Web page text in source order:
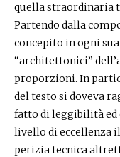
quella straordinaria
Partendo dalla
concepito in ogni
“architettonici”
proporzioni. In
del testo si doveva
fatto di leggibilità ed
livello di eccellenza
perizia tecnica